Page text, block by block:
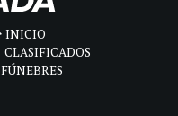
INICIO
CLASIFICADOS
FÚNEBRES